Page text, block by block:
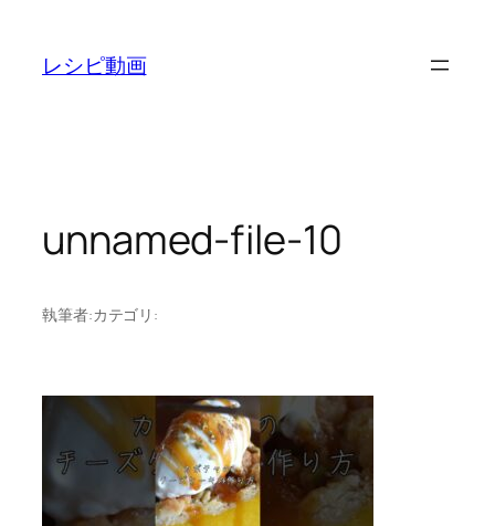
レシピ動画
unnamed-file-10
執筆者:カテゴリ: